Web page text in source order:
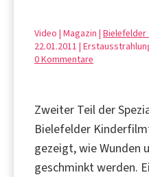
Video | Magazin | Bielefelder
22.01.2011 |
0 Kommentare
Zweiter Teil der
Bielefelder
gezeigt, wie Wunden
geschminkt werden.